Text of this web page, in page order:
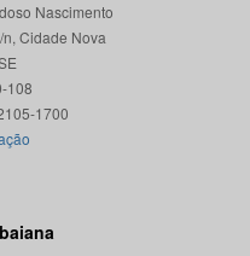
Nascimento
Cidade Nova
108